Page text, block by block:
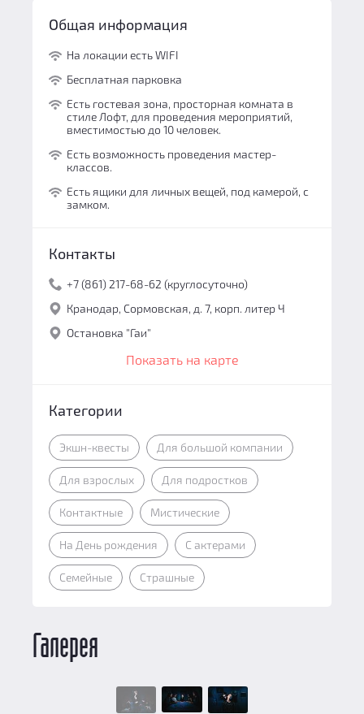
Общая информация
На локации есть WIFI
Бесплатная парковка
Есть гостевая зона, просторная комната в
стиле Лофт, для проведения мероприятий,
вместимостью до 10 человек.
Есть возможность проведения мастер-
классов.
Есть ящики для личных вещей, под камерой, с
замком.
Контакты
+7 (861) 217-68-62 (круглосуточно)
Кранодар, Сормовская, д. 7, корп. литер Ч
Остановка "Гаи"
Показать на карте
Категории
Экшн-квесты Для большой компании
Для взрослых Для подростков
Контактные Мистические
На День рождения С актерами
Семейные Страшные
Галерея